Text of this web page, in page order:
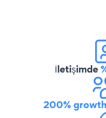
İletişimde
200% growth